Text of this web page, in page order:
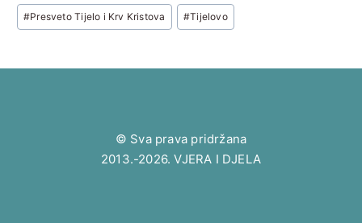
Post
Tags:
#Presveto Tijelo i Krv Kristova #Tijelovo
© Sva prava pridržana
2013.-2026. VJERA I DJELA